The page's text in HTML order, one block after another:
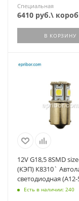
Специальная
6410 руб.\
В КОРЗИНУ
12V G18,5 8SMD
(КЭП) К8310`
светодиодная (А12-
R5W,-10W BA15s)
Есть в наличии: 240